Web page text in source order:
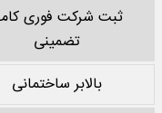
ثبت شرکت فوری
تضمینی
بالابر ساختمانی